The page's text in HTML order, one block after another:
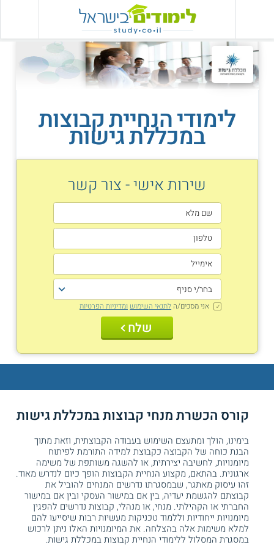
לימודי הנחיית קבוצות
במכללת גישות
שירות אישי - צור קשר
אני מסכים/ה לתנאי השימוש ומדיניות הפרטיות
שלח
קורס הכשרת מנחי קבוצות במכללת גישות
בימינו, הולך ומתעצם השימוש בעבודה הקבוצתית, וזאת מתוך
הבנת כוחה של הקבוצה כקבוצת למידה התורמת לפיתוח
מיומנויות, לחשיבה יצירתית, או להשגה משותפת של משימה
ארגונית. בהתאם, מקצוע הנחיית הקבוצות הופך כיום לנדרש מאוד.
זהו עיסוק מאתגר, שבמסגרתו נדרשים המנחים להוביל את
קבוצתם להגשמת יעדיה, בין אם במישור העסקי ובין אם במישור
החברתי או הקהילתי. מנחי, או מנהלי, קבוצות נדרשים להפגין
מיומנויות ייחודיות וללמוד טכניקות מעשיות רבות שיסייעו להם
למלא משימות אלה בהצלחה. את המיומנויות האלו ניתן לרכוש
במסגרת המסלול ללימודי הנחיית קבוצות במכללת גישות.